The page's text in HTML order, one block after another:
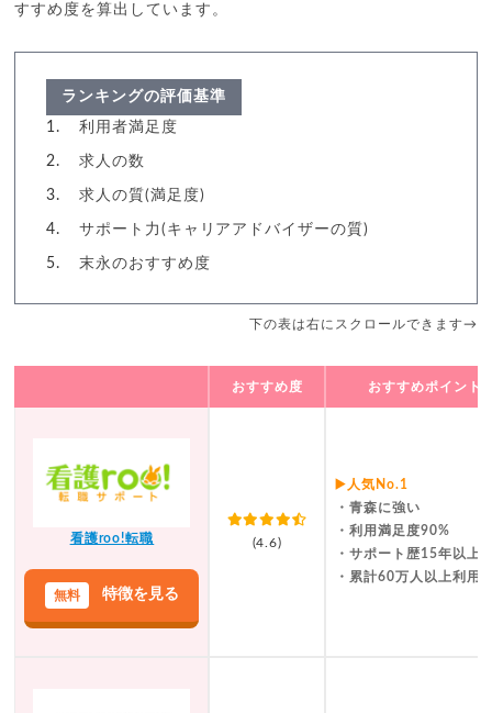
すすめ度を算出しています。
ランキングの評価基準
利用者満足度
求人の数
求人の質(満足度)
サポート力(キャリアアドバイザーの質)
末永のおすすめ度
下の表は右にスクロールできます→
おすすめ度 おすすめポイント
看護roo!転職
特徴を見る
(4.6)
▶️人気No.1
・青森に強い
・利用満足度90%
・サポート歴15年以上
・累計60万人以上利用